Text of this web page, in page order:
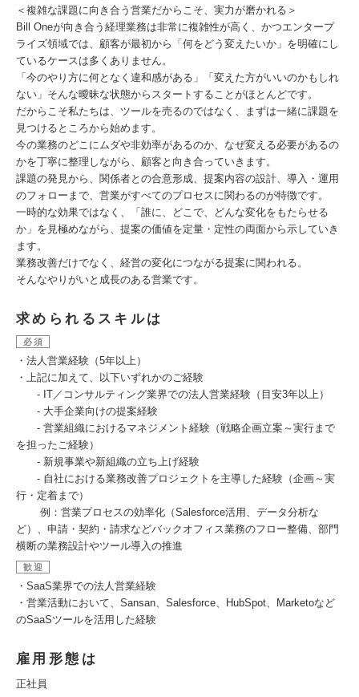
＜複雑な課題に向き合う営業だからこそ、実力が磨かれる＞
Bill Oneが向き合う経理業務は非常に複雑性が高く、かつエンタープ
ライズ領域では、顧客が最初から「何をどう変えたいか」を明確にし
ているケースは多くありません。
「今のやり方に何となく違和感がある」「変えた方がいいのかもしれ
ない」そんな曖昧な状態からスタートすることがほとんどです。
だからこそ私たちは、ツールを売るのではなく、まずは一緒に課題を
見つけるところから始めます。
今の業務のどこにムダや非効率があるのか、なぜ変える必要があるの
かを丁寧に整理しながら、顧客と向き合っていきます。
課題の発見から、関係者との合意形成、提案内容の設計、導入・運用
のフォローまで、営業がすべてのプロセスに関わるのが特徴です。
一時的な効果ではなく、「誰に、どこで、どんな変化をもたらせる
か」を見極めながら、提案の価値を定量・定性の両面から示していき
ます。
業務改善だけでなく、経営の変化につながる提案に関われる。
そんなやりがいと成長のある営業です。
求められるスキルは
必須
・法人営業経験（5年以上）
・上記に加えて、以下いずれかのご経験
- IT／コンサルティング業界での法人営業経験（目安3年以上）
- 大手企業向けの提案経験
- 営業組織におけるマネジメント経験（戦略企画立案～実行まで
を担ったご経験）
- 新規事業や新組織の立ち上げ経験
- 自社における業務改善プロジェクトを主導した経験（企画～実
行・定着まで）
例：営業プロセスの効率化（Salesforce活用、データ分析な
ど）、申請・契約・請求などバックオフィス業務のフロー整備、部門
横断の業務設計やツール導入の推進
歓迎
・SaaS業界での法人営業経験
・営業活動において、Sansan、Salesforce、HubSpot、Marketoなど
のSaaSツールを活用した経験
雇用形態は
正社員